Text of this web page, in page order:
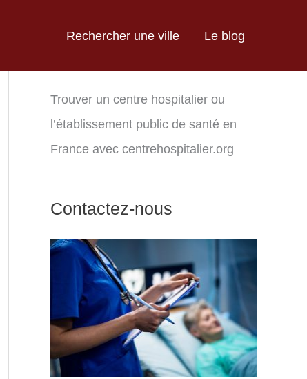
Rechercher une ville Le blog
Trouver un centre hospitalier ou
l’établissement public de santé en
France avec centrehospitalier.org
Contactez-nous